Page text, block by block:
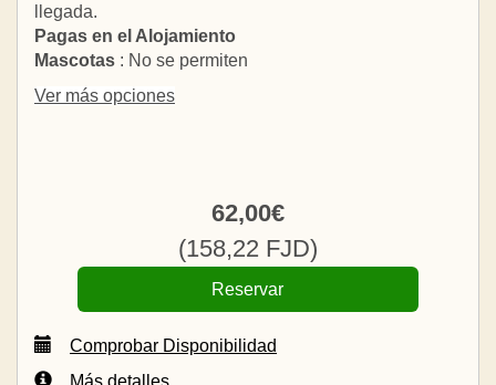
llegada.
Pagas en el Alojamiento
Mascotas : No se permiten
Ver más opciones
62,00€
(158,22 FJD)
Comprobar Disponibilidad
Más detalles